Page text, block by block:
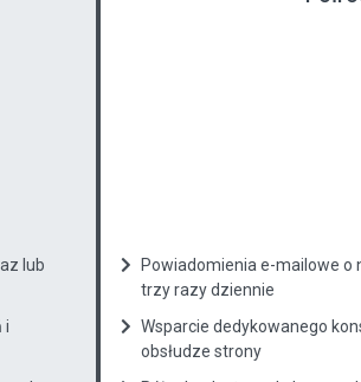
lub
i
Powiadomienia e-mailowe o
trzy razy dziennie
Wsparcie dedykowanego
obsłudze strony